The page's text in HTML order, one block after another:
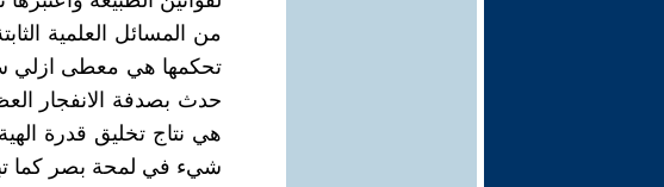
من المسائل العلمية
تحكمها هي معطى ازلي
حدث بصدفة الانفجار
هي نتاج تخليق قدرة
شيء في لمحة بصر كما